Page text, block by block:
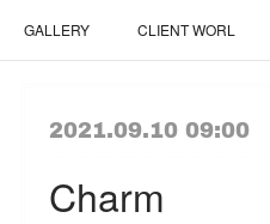
GALLERY CLIENT WORL
2021.09.10 09:00
Charm